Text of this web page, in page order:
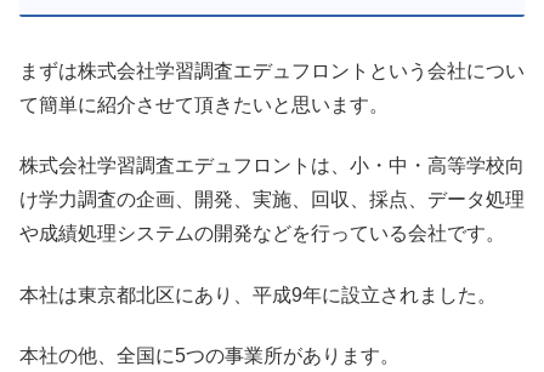
まずは株式会社学習調査エデュフロントという会社につい
て簡単に紹介させて頂きたいと思います。
株式会社学習調査エデュフロントは、小・中・高等学校向
け学力調査の企画、開発、実施、回収、採点、データ処理
や成績処理システムの開発などを行っている会社です。
本社は東京都北区にあり、平成9年に設立されました。
本社の他、全国に5つの事業所があります。